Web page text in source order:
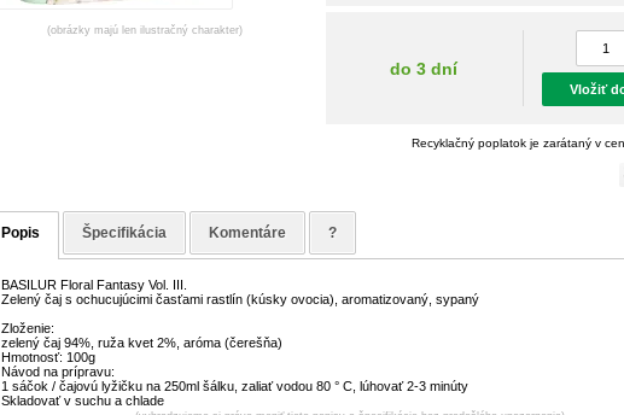
(obrázky majú len ilustračný charakter)
do 3 dní
Vložiť
Recyklačný poplatok je zarátaný v
Popis Špecifikácia Komentáre ?
BASILUR Floral Fantasy Vol. III.
Zelený čaj s ochucujúcimi časťami rastlín (kúsky ovocia), aromatizovaný, sypaný
Zloženie:
zelený čaj 94%, ruža kvet 2%, aróma (čerešňa)
Hmotnosť: 100g
Návod na prípravu:
1 sáčok / čajovú lyžičku na 250ml šálku, zaliať vodou 80 ° C, lúhovať 2-3 minúty
Skladovať v suchu a chlade